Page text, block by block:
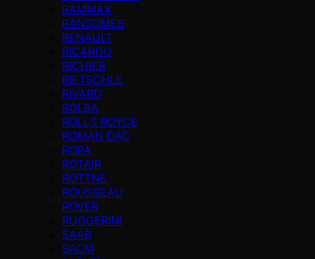
RAMMAX
RANSOMES
RENAULT
RICARDO
RICHIER
RIETSCHLE
RIVARD
ROLBA
ROLLS ROYCE
ROMAN DAC
ROPA
ROTAIR
ROTTNE
ROUSSEAU
ROVER
RUGGERINI
SAAB
SACM